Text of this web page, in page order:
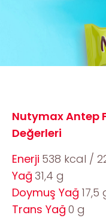
Nutymax Antep
Değerleri
Enerji 538 kcal /
Yağ 31,4 g
Doymuş Yağ 17,5
Trans Yağ 0 g